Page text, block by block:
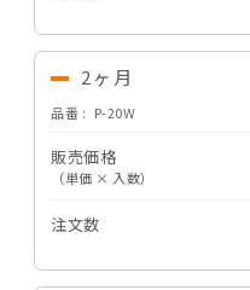
2ヶ月
品番 P-20W
販売価格
（単価 × 入数）
注文数